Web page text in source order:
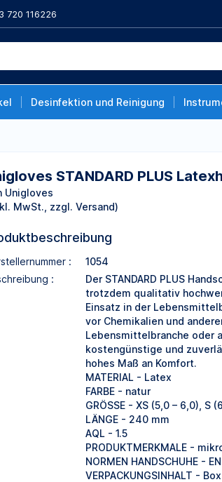
720 116226
Desinfektion und Reinigung
PLUS Latexhandschuhe PF
STANDARD PLUS
Unigloves
MwSt., zzgl. Versand)
:
1054
:
Der STANDARD PLUS
trotzdem qualitativ
Einsatz in der
vor Chemikalien und
Lebensmittelbranche oder
kostengünstige und
hohes Maß an Komfort.
MATERIAL - Latex
FARBE - natur
GRÖSSE - XS (5,0 – 6,0), S
LÄNGE - 240 mm
AQL - 1.5
PRODUKTMERKMALE -
NORMEN HANDSCHUHE -
VERPACKUNGSINHALT -